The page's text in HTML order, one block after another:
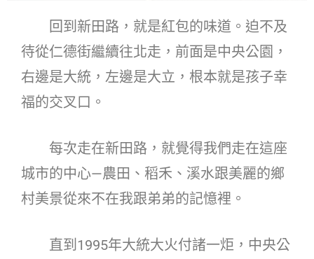
回到新田路，就是紅包的味道。迫不及
待從仁德街繼續往北走，前面是中央公園，
右邊是大統，左邊是大立，根本就是孩子幸
福的交叉口。
每次走在新田路，就覺得我們走在這座
城市的中心—農田、稻禾、溪水跟美麗的鄉
村美景從來不在我跟弟弟的記憶裡。
直到1995年大統大火付諸一炬，中央公